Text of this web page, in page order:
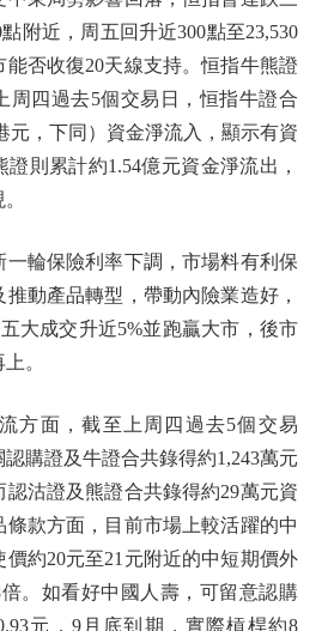
附近，周五回升近300點至23,530
否收復20天線支持。恒指牛熊證
周四過去5個交易日，恒指牛證合
元，下同）資金淨流入，顯示有資
則累計約1.54億元資金淨流出，
輪保險利率下調，市場料有利保
動產品轉型，帶動內險業造好，
大成交升近5%並跑贏大市，後市
。
面，截至上周四過去5個交易
購證及牛證合共錄得約1,243萬元
認沽證及熊證合共錄得約29萬元資
款方面，目前市場上較活躍的中
價約20元至21元附近的中短期價外
。如看好中國人壽，可留意認購
元，9月底到期，實際槓桿約8